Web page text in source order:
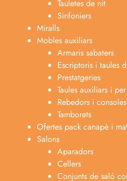
Tauletes de nit
Sinfoniers
Miralls
Mobles auxiliars
Armaris sabaters
Escriptoris i taules
Prestatgeries
Taules auxiliars i
Rebedors i
Tamborets
Ofertes pack canapè i
Salons
Aparadors
Cellers
Conjunts de saló